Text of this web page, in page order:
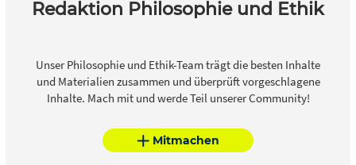
Redaktion Philosophie und Ethik
Unser Philosophie und Ethik-Team trägt die besten Inhalte
und Materialien zusammen und überprüft vorgeschlagene
Inhalte. Mach mit und werde Teil unserer Community!
Mitmachen